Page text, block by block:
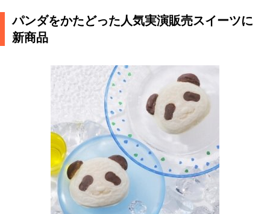
パンダをかたどった人気実演販売スイーツに
新商品